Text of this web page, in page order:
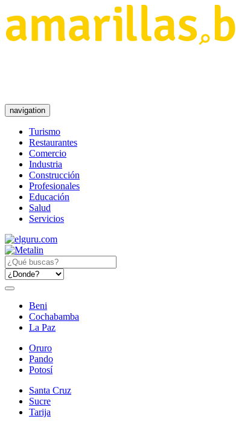
navigation
Turismo
Restaurantes
Comercio
Industria
Construcción
Profesionales
Educación
Salud
Servicios
Beni
Cochabamba
La Paz
Oruro
Pando
Potosí
Santa Cruz
Sucre
Tarija